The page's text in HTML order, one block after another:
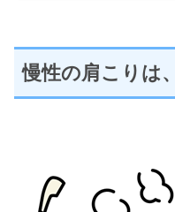
慢性の肩こりは